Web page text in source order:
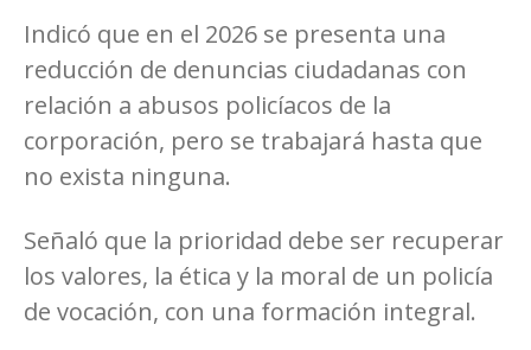
Indicó que en el 2026 se presenta una
reducción de denuncias ciudadanas con
relación a abusos policíacos de la
corporación, pero se trabajará hasta que
no exista ninguna.
Señaló que la prioridad debe ser recuperar
los valores, la ética y la moral de un policía
de vocación, con una formación integral.